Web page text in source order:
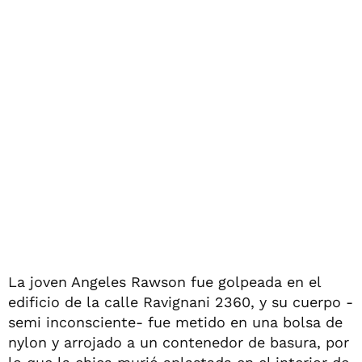
La joven Angeles Rawson fue golpeada en el
edificio de la calle Ravignani 2360, y su cuerpo -
semi inconsciente- fue metido en una bolsa de
nylon y arrojado a un contenedor de basura, por